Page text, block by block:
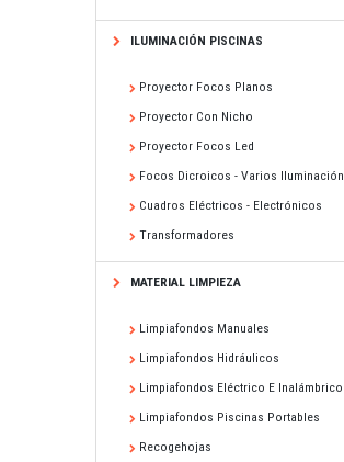
ILUMINACIÓN PISCINAS
Proyector Focos Planos
Proyector Con Nicho
Proyector Focos Led
Focos Dicroicos - Varios Iluminación
Cuadros Eléctricos - Electrónicos
Transformadores
MATERIAL LIMPIEZA
Limpiafondos Manuales
Limpiafondos Hidráulicos
Limpiafondos Eléctrico E Inalámbrico
Limpiafondos Piscinas Portables
Recogehojas